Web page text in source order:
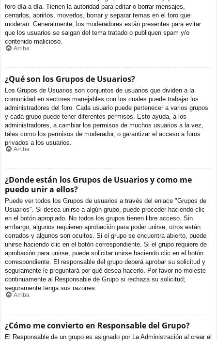
foro día a día. Tienen la autoridad para editar o borrar mensajes,
cerrarlos, abrirlos, moverlos, borrar y separar temas en el foro que
moderan. Generalmente, los moderadores están presentes para evitar
que los usuarios se salgan del tema tratado o publiquen spam y/o
contenido malicioso.
Arriba
¿Qué son los Grupos de Usuarios?
Los Grupos de Usuarios son conjuntos de usuarios que dividen a la
comunidad en sectores manejables con los cuales puede trabajar los
administradores del foro. Cada usuario puede pertenecer a varios grupos
y cada grupo puede tener diferentes permisos. Esto ayuda, a los
administradores, a cambiar los permisos de muchos usuarios a la vez,
tales como los permisos de moderador, o garantizar el acceso a foros
privados a los usuarios.
Arriba
¿Donde están los Grupos de Usuarios y como me
puedo unir a ellos?
Puede ver todos los Grupos de usuarios a través del enlace "Grupos de
Usuarios". Si desea unirse a algún grupo, puede proceder haciendo clic
en el botón apropiado. No todos los grupos tienen libre acceso. Sin
embargo, algunos requieren aprobación para poder unirse, otros están
cerrados y algunos son ocultos. Si el grupo se encuentra abierto, puede
unirse haciendo clic en el botón correspondiente. Si el grupo requiere de
aprobación para unirse, puede solicitar unirse haciendo clic en el botón
correspondiente. El responsable del grupo deberá aprobar su solicitud y
seguramente le preguntará por qué desea hacerlo. Por favor no moleste
continuamente al Responsable de Grupo si rechaza su solicitud;
seguramente tenga sus razones.
Arriba
¿Cómo me convierto en Responsable del Grupo?
El Responsable de un grupo es asignado por La Administración al crear el